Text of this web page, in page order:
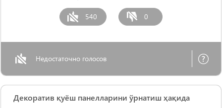
540 0
Недостаточно голосов
Декоратив қуёш панелларини ўрнатиш ҳақида